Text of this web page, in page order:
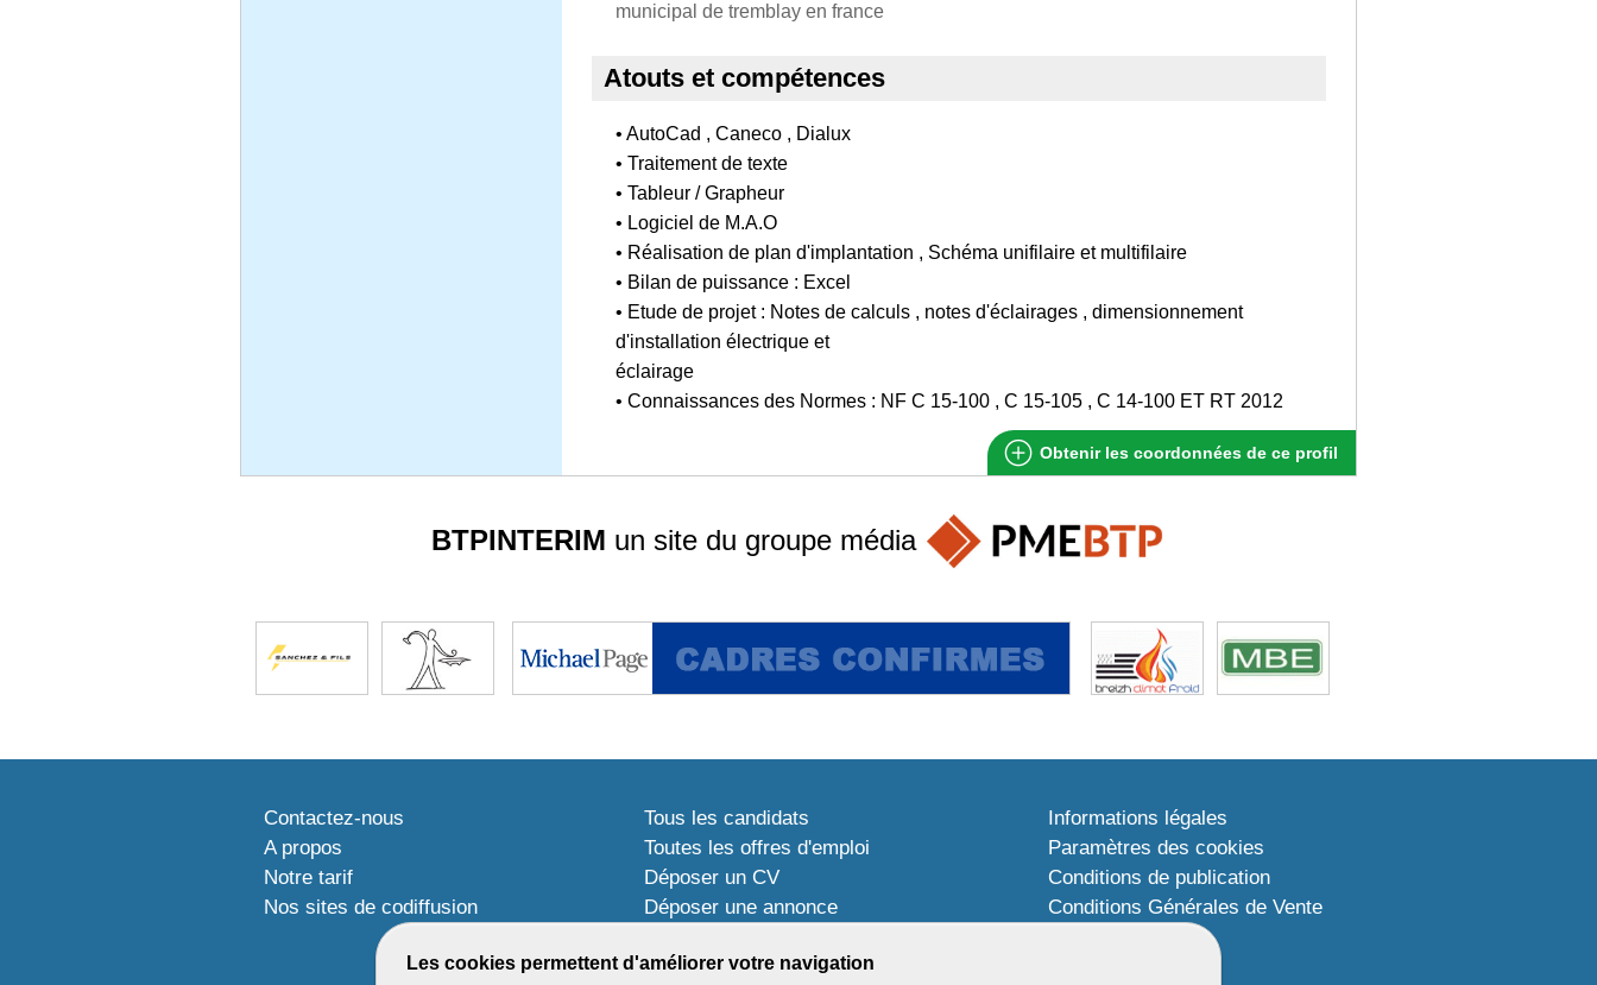
municipal de tremblay en france
Atouts et compétences
• AutoCad , Caneco , Dialux
• Traitement de texte
• Tableur / Grapheur
• Logiciel de M.A.O
• Réalisation de plan d'implantation , Schéma unifilaire et multifilaire
• Bilan de puissance : Excel
• Etude de projet : Notes de calculs , notes d'éclairages , dimensionnement
d'installation électrique et
éclairage
• Connaissances des Normes : NF C 15-100 , C 15-105 , C 14-100 ET RT 2012
Obtenir les coordonnées de ce profil
Les cookies permettent d'améliorer votre navigation
BTPINTERIM un site du groupe média
Contactez-nous
A propos
Notre tarif
Nos sites de codiffusion
Tous les candidats
Toutes les offres d'emploi
Déposer un CV
Déposer une annonce
Informations légales
Paramètres des cookies
Conditions de publication
Conditions Générales de Vente